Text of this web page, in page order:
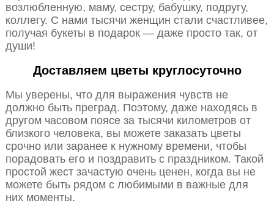
возлюбленную, маму, сестру, бабушку, подругу,
коллегу. С нами тысячи женщин стали счастливее,
получая букеты в подарок — даже просто так, от
души!
Доставляем цветы круглосуточно
Мы уверены, что для выражения чувств не
должно быть преград. Поэтому, даже находясь в
другом часовом поясе за тысячи километров от
близкого человека, вы можете заказать цветы
срочно или заранее к нужному времени, чтобы
порадовать его и поздравить с праздником. Такой
простой жест зачастую очень ценен, когда вы не
можете быть рядом с любимыми в важные для
них моменты.